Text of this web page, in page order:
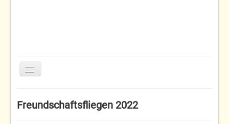
Toggle
Navigation
Termine
Freundschaftsfliegen 2022